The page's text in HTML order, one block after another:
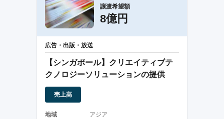
譲渡希望額
8億円
広告・出版・放送
【シンガポール】クリエイティブテ
クノロジーソリューションの提供
売上高
地域
アジア